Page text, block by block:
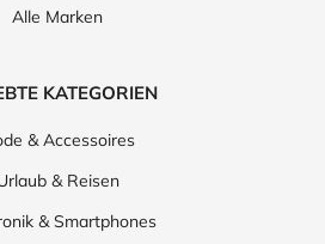
Alle Marken
KATEGORIEN
& Accessoires
& Reisen
& Smartphones